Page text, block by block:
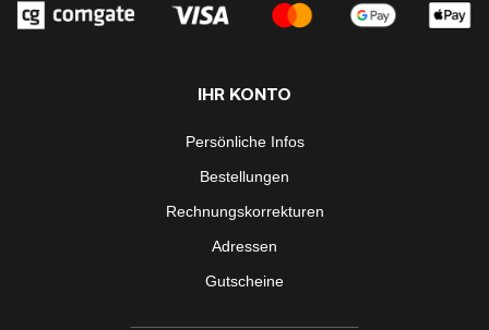
IHR KONTO
Persönliche Infos
Bestellungen
Rechnungskorrekturen
Adressen
Gutscheine